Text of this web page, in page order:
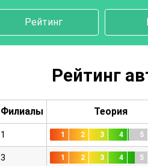
Рейтинг
Рейтинг
Филиалы Теория
1 1 2 3 4 5
3 1 2 3 4 5